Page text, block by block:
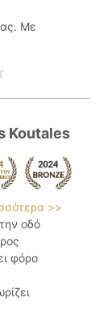
Με
Koutales
>>
οδό
φόρο